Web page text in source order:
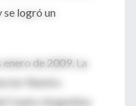
se logró un
de 2009. La
Ramiro
Centro Argentino